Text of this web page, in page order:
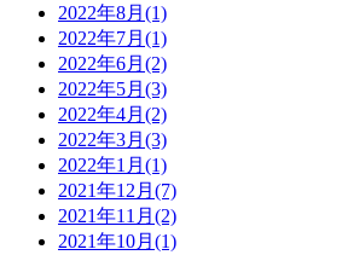
2022年8月(1)
2022年7月(1)
2022年6月(2)
2022年5月(3)
2022年4月(2)
2022年3月(3)
2022年1月(1)
2021年12月(7)
2021年11月(2)
2021年10月(1)